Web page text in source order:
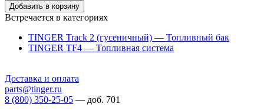
Добавить в корзину
Встречается в категориях
TINGER Track 2 (гусеничный) — Топливный бак
TINGER TF4 — Топливная система
Доставка и оплата
parts@tinger.ru
8 (800) 350-25-05 — доб. 701